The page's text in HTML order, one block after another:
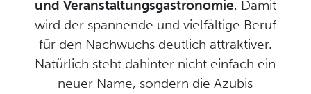
und Veranstaltungsgastronomie. Damit
wird der spannende und vielfältige Beruf
für den Nachwuchs deutlich attraktiver.
Natürlich steht dahinter nicht einfach ein
neuer Name, sondern die Azubis